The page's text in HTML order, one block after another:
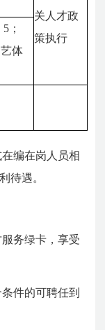
关人才政
策执行
5 ；
体
编在岗人员相
待遇。
务绿卡，享受
件的可聘任到